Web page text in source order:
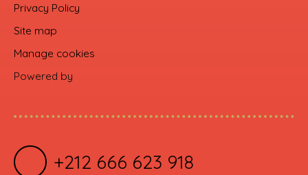
Privacy Policy
Site map
Manage cookies
Powered by
+212 666 623 918